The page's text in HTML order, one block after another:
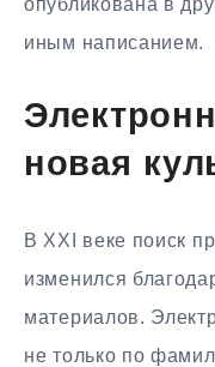
иным написанием.
новая
В XXI веке поиск
изменился
материалов.
не только по